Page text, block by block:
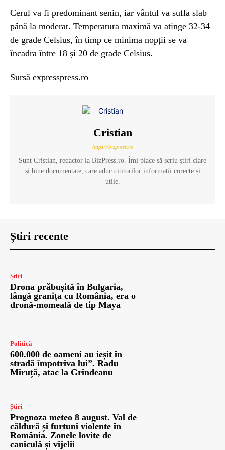
Cerul va fi predominant senin, iar vântul va sufla slab
până la moderat. Temperatura maximă va atinge 32-34
de grade Celsius, în timp ce minima nopții se va
încadra între 18 și 20 de grade Celsius.
Sursă expresspress.ro
Cristian
https://bizpress.ro
Sunt Cristian, redactor la BizPress.ro. Îmi place să scriu știri clare
și bine documentate, care aduc cititorilor informații corecte și
utile.
Știri recente
Știri
Drona prăbușită în Bulgaria,
lângă granița cu România, era o
dronă-momeală de tip Maya
Politică
600.000 de oameni au ieșit în
stradă împotriva lui”. Radu
Miruță, atac la Grindeanu
Știri
Prognoza meteo 8 august. Val de
căldură și furtuni violente în
România. Zonele lovite de
caniculă și vijelii